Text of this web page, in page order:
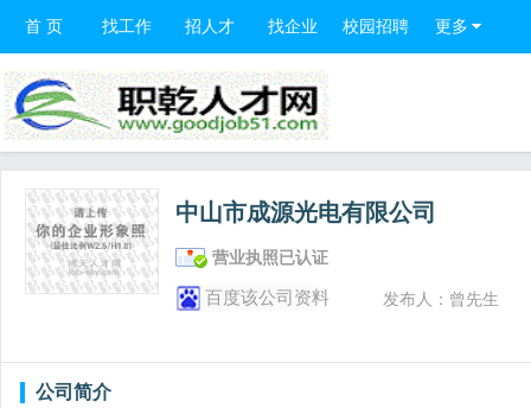
首 页 找工作 招人才 找企业 校园招聘 更多
中山市成源光电有限公司
营业执照已认证
百度该公司资料 发布人：曾先生
公司简介